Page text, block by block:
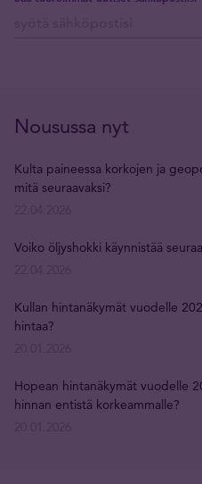
Nousussa nyt
Kulta paineessa korkojen ja
mitä seuraavaksi?
Voiko öljyshokki käynnistää
Kullan hintanäkymät vuodelle
hintaa?
Hopean hintanäkymät vuodelle
hinnan entistä korkeammalle?